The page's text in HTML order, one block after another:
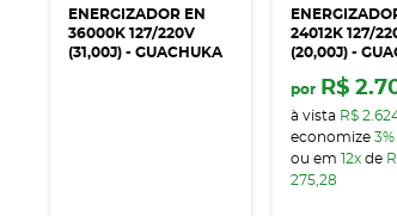
ENERGIZADOR EN
36000K 127/220V
(31,00J) - GUACHUKA
24012K 127/
(20,00J) -
por R$
à vista R$
economize3%
ou em12x de
275,28